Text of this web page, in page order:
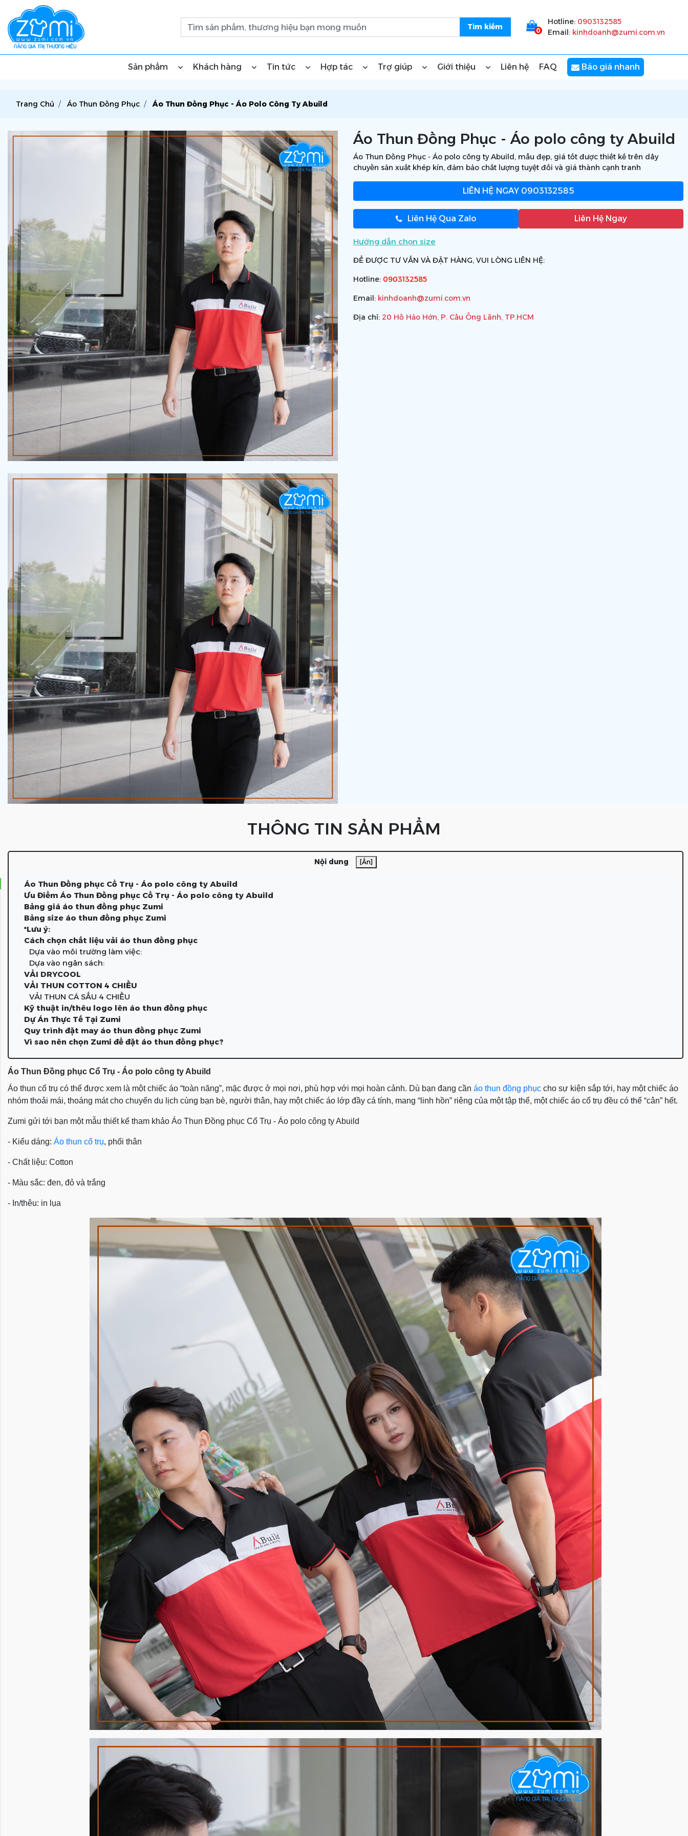
0
Hotline: 0903132585
Email: kinhdoanh@zumi.com.vn
Sản phẩm Khách hàng Tin tức Hợp tác Trợ giúp Giới thiệu Liên hệ FAQ Báo giá nhanh
Trang Chủ Áo Thun Đồng Phục Áo Thun Đồng Phục - Áo Polo Công Ty Abuild
Áo Thun Đồng Phục - Áo polo công ty Abuild
Áo Thun Đồng Phục - Áo polo công ty Abuild, mẫu đẹp, giá tốt được thiết kế trên dây
chuyền sản xuất khép kín, đảm bảo chất lượng tuyệt đối và giá thành cạnh tranh
LIÊN HỆ NGAY0903132585
Liên Hệ Qua Zalo Liên Hệ Ngay
Hướng dẫn chọn size
ĐỂ ĐƯỢC TƯ VẤN VÀ ĐẶT HÀNG, VUI LÒNG LIÊN HỆ:
Hotline: 0903132585
Email: kinhdoanh@zumi.com.vn
Địa chỉ: 20 Hồ Hảo Hớn, P. Cầu Ông Lãnh, TP.HCM
THÔNG TIN SẢN PHẨM
Nội dung [Ẩn]
Áo Thun Đồng phục Cổ Trụ - Áo polo công ty Abuild
Ưu Điểm Áo Thun Đồng phục Cổ Trụ - Áo polo công ty Abuild
Bảng giá áo thun đồng phục Zumi
Bảng size áo thun đồng phục Zumi
*Lưu ý:
Cách chọn chất liệu vải áo thun đồng phục
Dựa vào môi trường làm việc:
Dựa vào ngân sách:
VẢI DRYCOOL
VẢI THUN COTTON 4 CHIỀU
VẢI THUN CÁ SẤU 4 CHIỀU
Kỹ thuật in/thêu logo lên áo thun đồng phục
Dự Án Thực Tế Tại Zumi
Quy trình đặt may áo thun đồng phục Zumi
Vì sao nên chọn Zumi để đặt áo thun đồng phục?
Áo Thun Đồng phục Cổ Trụ - Áo polo công ty Abuild
Áo thun cổ trụ có thể được xem là một chiếc áo “toàn năng”, mặc được ở mọi nơi, phù hợp với mọi hoàn cảnh. Dù bạn đang cần áo thun đồng phục cho sự kiện sắp tới, hay một chiếc áo
nhóm thoải mái, thoáng mát cho chuyến du lịch cùng bạn bè, người thân, hay một chiếc áo lớp đầy cá tính, mang “linh hồn” riêng của một tập thể, một chiếc áo cổ trụ đều có thể “cân” hết.
Zumi gửi tới bạn một mẫu thiết kế tham khảo Áo Thun Đồng phục Cổ Trụ - Áo polo công ty Abuild
- Kiểu dáng: Áo thun cổ trụ, phối thân
- Chất liệu: Cotton
- Màu sắc: đen, đỏ và trắng
- In/thêu: in lụa